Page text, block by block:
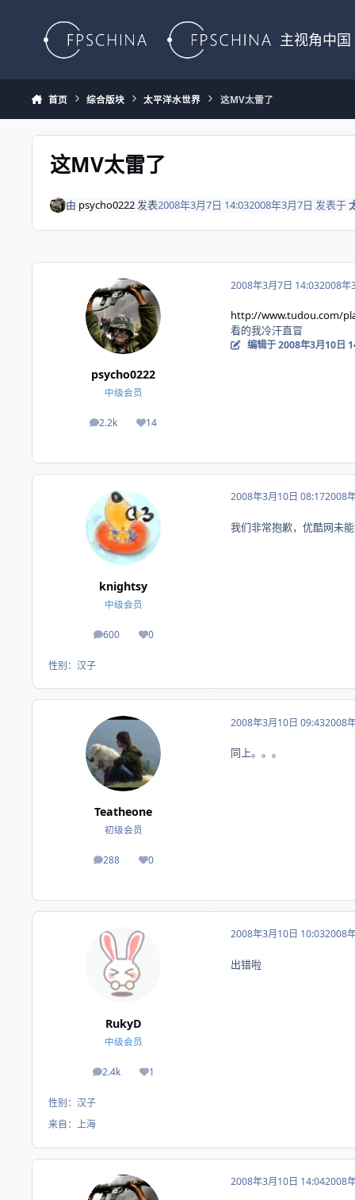
主视角中国
首页 综合版块 太平洋水世界 这MV太雷了
这MV太雷了
由 psycho0222发表2008年3月7日 14:032008年3月7日 发表于
psycho0222
中级会员
2.2k
帖子 14
荣誉积分
2008年3月7日 14:032008年
http://www.tudou.com/
看的我冷汗直冒
编辑于2008年3月10日
knightsy
中级会员
600
帖子 0
荣誉积分
性别： 汉子
2008年3月10日 08:172008
我们非常抱歉，优酷网未
Teatheone
初级会员
288
帖子 0
荣誉积分
2008年3月10日 09:432008
同上。。。
RukyD
中级会员
2.4k
帖子 1
荣誉积分
性别： 汉子
来自： 上海
2008年3月10日 10:032008
出错啦
2008年3月10日 14:042008